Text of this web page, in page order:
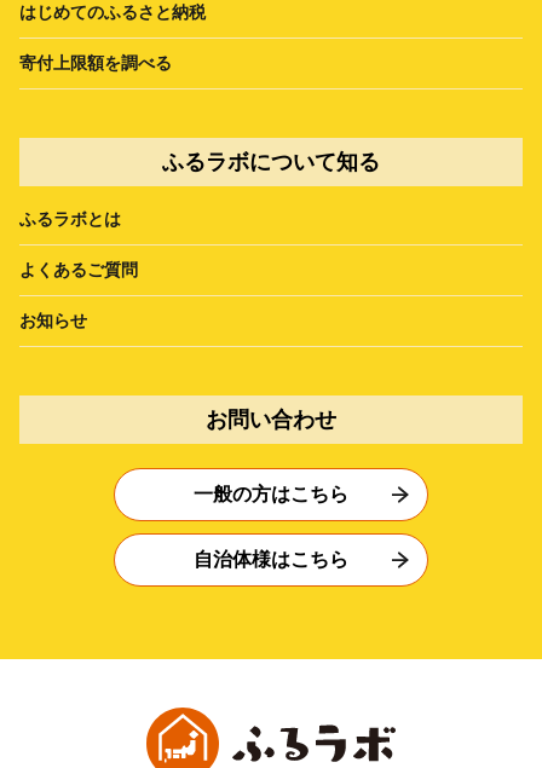
はじめてのふるさと納税
寄付上限額を調べる
ふるラボについて知る
ふるラボとは
よくあるご質問
お知らせ
お問い合わせ
一般の方はこちら
自治体様はこちら